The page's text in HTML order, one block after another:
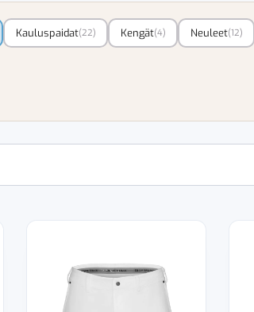
Kauluspaidat(22) Kengät(4) Neuleet(12)